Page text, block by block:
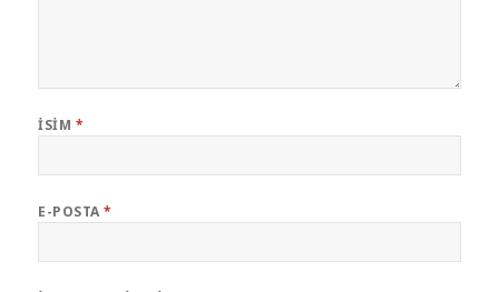
İSIM *
E-POSTA*